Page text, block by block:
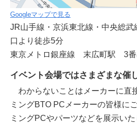
Googleマップで見る
JR山手線・京浜東北線・中央総
口より徒歩5分
東京メトロ銀座線 末広町駅 3番
イベント会場ではさまざまな催
わからないことはメーカーに直
ミングBTO PCメーカーの皆様に
ミングPCやパーツなどを展示い